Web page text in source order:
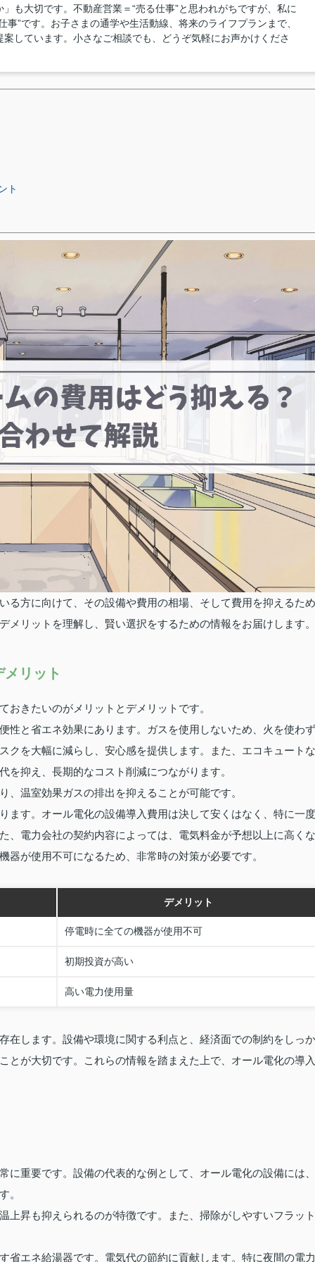
も大切です。不動産営業＝“売る仕事”と思われがちですが、私に
”です。お子さまの通学や生活動線、将来のライフプランまで、
しています。小さなご相談でも、どうぞ気軽にお声かけくださ
ト
る方に向けて、その設備や費用の相場、そして費用を抑えるため
メリットを理解し、賢い選択をするための情報をお届けします。
リット
きたいのがメリットとデメリットです。
性と省エネ効果にあります。ガスを使用しないため、火を使わず
クを大幅に減らし、安心感を提供します。また、エコキュートな
抑え、長期的なコスト削減につながります。
温室効果ガスの排出を抑えることが可能です。
ます。オール電化の設備導入費用は決して安くはなく、特に一度
、電力会社の契約内容によっては、電気料金が予想以上に高くな
が使用不可になるため、非常時の対策が必要です。
デメリット
停電時に全ての機器が使用不可
初期投資が高い
高い電力使用量
在します。設備や環境に関する利点と、経済面での制約をしっか
とが大切です。これらの情報を踏まえた上で、オール電化の導入
に重要です。設備の代表的な例として、オール電化の設備には、
。
上昇も抑えられるのが特徴です。また、掃除がしやすいフラット
省エネ給湯器です。電気代の節約に貢献します。特に夜間の電力